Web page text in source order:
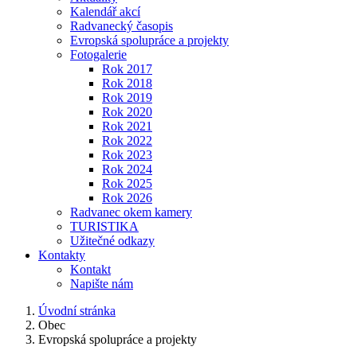
Kalendář akcí
Radvanecký časopis
Evropská spolupráce a projekty
Fotogalerie
Rok 2017
Rok 2018
Rok 2019
Rok 2020
Rok 2021
Rok 2022
Rok 2023
Rok 2024
Rok 2025
Rok 2026
Radvanec okem kamery
TURISTIKA
Užitečné odkazy
Kontakty
Kontakt
Napište nám
Úvodní stránka
Obec
Evropská spolupráce a projekty